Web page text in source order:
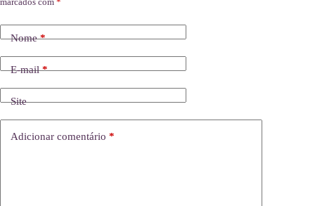
Nome*
E-mail*
Site
Adicionar comentário *